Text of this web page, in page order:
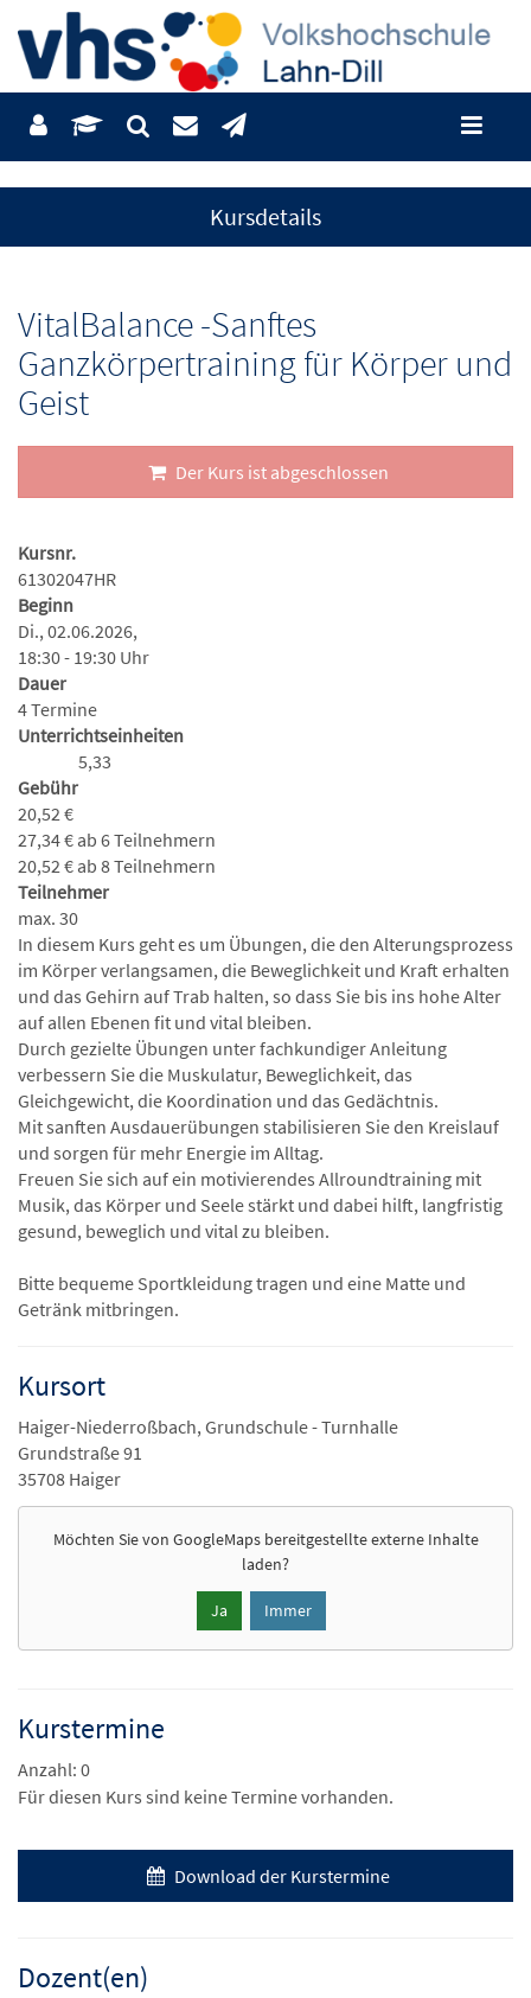
Kursdetails
VitalBalance -Sanftes
Ganzkörpertraining für Körper und
Geist
Der Kurs ist abgeschlossen
Kursnr.
61302047HR
Beginn
Di., 02.06.2026,
18:30 - 19:30 Uhr
Dauer
4 Termine
Unterrichtseinheiten
5,33
Gebühr
20,52 €
27,34 € ab 6 Teilnehmern
20,52 € ab 8 Teilnehmern
Teilnehmer
max. 30
In diesem Kurs geht es um Übungen, die den Alterungsprozess
im Körper verlangsamen, die Beweglichkeit und Kraft erhalten
und das Gehirn auf Trab halten, so dass Sie bis ins hohe Alter
auf allen Ebenen fit und vital bleiben.
Durch gezielte Übungen unter fachkundiger Anleitung
verbessern Sie die Muskulatur, Beweglichkeit, das
Gleichgewicht, die Koordination und das Gedächtnis.
Mit sanften Ausdauerübungen stabilisieren Sie den Kreislauf
und sorgen für mehr Energie im Alltag.
Freuen Sie sich auf ein motivierendes Allroundtraining mit
Musik, das Körper und Seele stärkt und dabei hilft, langfristig
gesund, beweglich und vital zu bleiben.
Bitte bequeme Sportkleidung tragen und eine Matte und
Getränk mitbringen.
Kursort
Haiger-Niederroßbach, Grundschule - Turnhalle
Grundstraße 91
35708 Haiger
Möchten Sie von GoogleMapsbereitgestellte externe Inhalte
laden?
Ja Immer
Kurstermine
Anzahl: 0
Für diesen Kurs sind keine Termine vorhanden.
Download der Kurstermine
Dozent(en)